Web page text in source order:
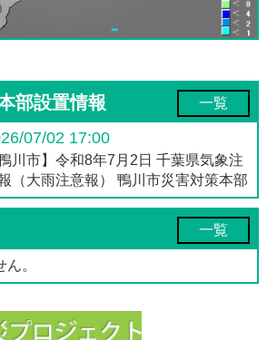
一覧
部設置情報
07/02 17:00
鴨川市】令和8年7月2日 千葉県気象注
（大雨注意報） 鴨川市災害対策本部
一覧
。